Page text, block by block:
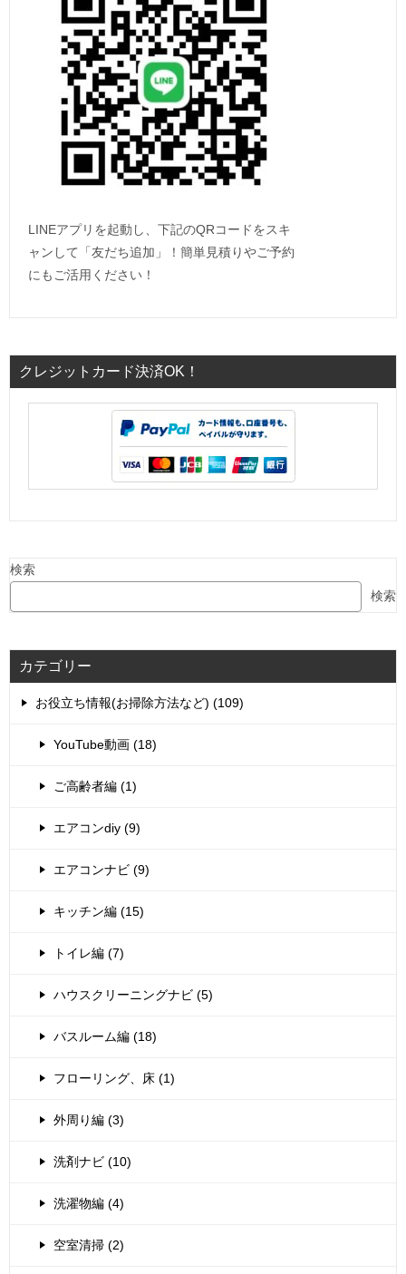
LINEアプリを起動し、下記のQRコードをスキ
ャンして「友だち追加」！簡単見積りやご予約
にもご活用ください！
クレジットカード決済OK！
検索
検索
カテゴリー
お役立ち情報(お掃除方法など) (109)
YouTube動画 (18)
ご高齢者編 (1)
エアコンdiy (9)
エアコンナビ (9)
キッチン編 (15)
トイレ編 (7)
ハウスクリーニングナビ (5)
バスルーム編 (18)
フローリング、床 (1)
外周り編 (3)
洗剤ナビ (10)
洗濯物編 (4)
空室清掃 (2)